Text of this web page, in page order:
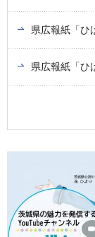
県広報紙「ひ
県広報紙「ひ